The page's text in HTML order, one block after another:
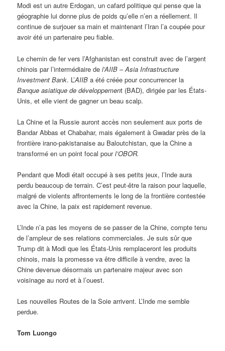
Modi est un autre Erdogan, un cafard politique qui pense que la
géographie lui donne plus de poids qu’elle n’en a réellement. Il
continue de surjouer sa main et maintenant l’Iran l’a coupée pour
avoir été un partenaire peu fiable.
Le chemin de fer vers l’Afghanistan est construit avec de l’argent
chinois par l’intermédiaire del’AIIB –Asia Infrastructure
Investment Bank. L’AIIB a été créée pour concurrencer la
Banque asiatique de développement (BAD), dirigée par les États-
Unis, et elle vient de gagner un beau scalp.
La Chine et la Russie auront accès non seulement aux ports de
Bandar Abbas et Chabahar, mais également à Gwadar près de la
frontière irano-pakistanaise au Baloutchistan, que la Chine a
transformé en un point focal pourl’OBOR.
Pendant que Modi était occupé à ses petits jeux, l’Inde aura
perdu beaucoup de terrain. C’est peut-être la raison pour laquelle,
malgré de violents affrontements le long de la frontière contestée
avec la Chine, la paix est rapidement revenue.
L’Inde n’a pas les moyens de se passer de la Chine, compte tenu
de l’ampleur de ses relations commerciales. Je suis sûr que
Trump dit à Modi que les États-Unis remplaceront les produits
chinois, mais la promesse va être difficile à vendre, avec la
Chine devenue désormais un partenaire majeur avec son
voisinage au nord et à l’ouest.
Les nouvelles Routes de la Soie arrivent. L’Inde me semble
perdue.
Tom Luongo